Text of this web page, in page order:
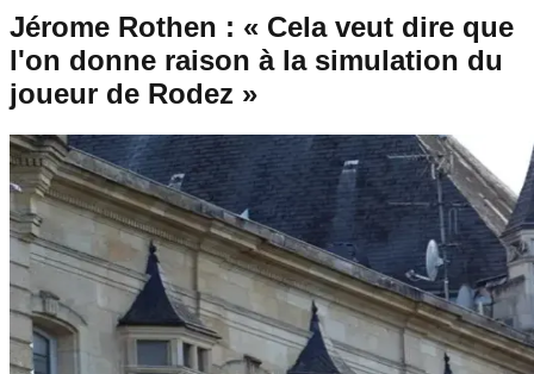
Jérome Rothen : « Cela veut dire que
l'on donne raison à la simulation du
joueur de Rodez »